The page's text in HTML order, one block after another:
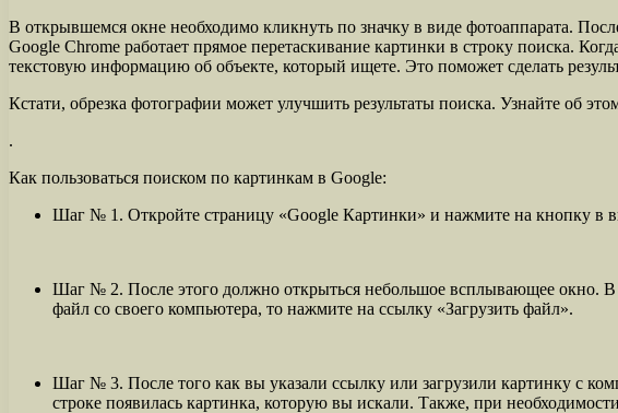
В открывшемся окне необходимо кликнуть по значку в виде фотоаппарата.
Google Chrome работает прямое перетаскивание картинки в строку поиска.
текстовую информацию об объекте, который ищете. Это поможет сделать
Кстати, обрезка фотографии может улучшить результаты поиска. Узнайте об
.
Как пользоваться поиском по картинкам в Google:
Шаг № 1. Откройте страницу «Google Картинки» и нажмите на кнопку в
Шаг № 2. После этого должно открыться небольшое всплывающее окно.
файл со своего компьютера, то нажмите на ссылку «Загрузить файл».
Шаг № 3. После того как вы указали ссылку или загрузили картинку с
строке появилась картинка, которую вы искали. Также, при